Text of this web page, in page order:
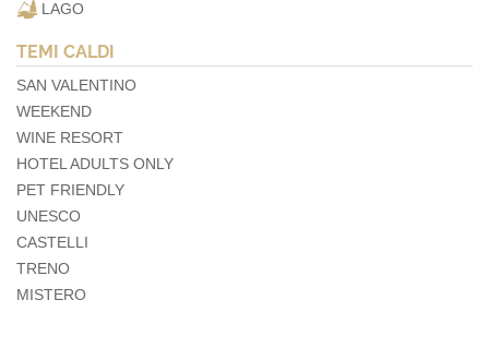
LAGO
TEMI CALDI
SAN VALENTINO
WEEKEND
WINE RESORT
HOTEL ADULTS ONLY
PET FRIENDLY
UNESCO
CASTELLI
TRENO
MISTERO